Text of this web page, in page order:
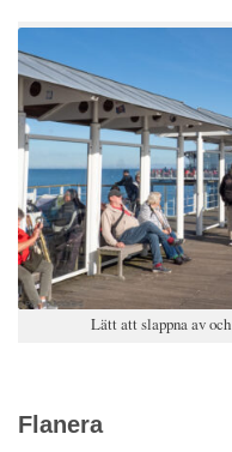
Lätt att slappna av
Flanera